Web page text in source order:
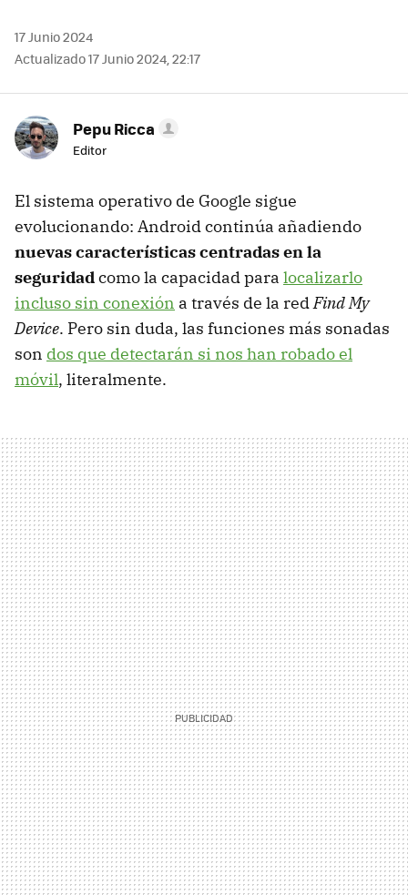
17 Junio 2024
Actualizado 17 Junio 2024, 22:17
Pepu Ricca
Editor
El sistema operativo de Google sigue
evolucionando: Android continúa añadiendo
nuevas características centradas en la
seguridadcomo la capacidad para localizarlo
incluso sin conexión a través de la redFind My
Device. Pero sin duda, las funciones más sonadas
son dos que detectarán si nos han robado el
móvil, literalmente.